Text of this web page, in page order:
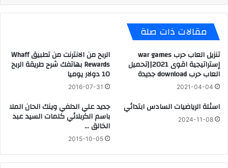
مقالات ذات صلة
تنزيل العاب حرب war games
إستراتيجية اقوى 2021||تحميل
العاب حرب download جديدة
2021-04-04
الربح من الانترنت من تطبيق Whaff
Rewards بهاتفك شرح طريقة الربح
10 دولار يوميا
2016-07-31
اسئلة الرياضيات السادس ابتدائي
2024-11-08
جديد علي الدلفي وينك الحان الملا
باسم الكربلائي كلمات السيد عبد
الخالق …
2015-10-05